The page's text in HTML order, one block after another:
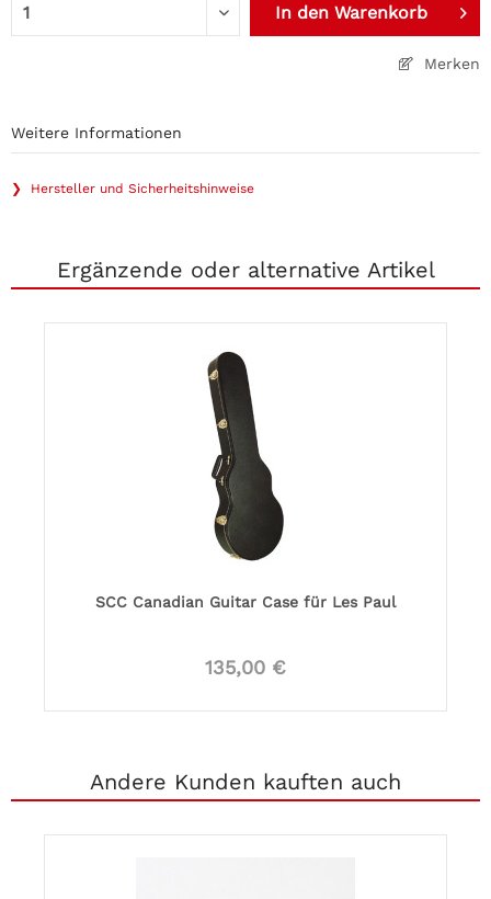
In den Warenkorb
Merken
Weitere Informationen
❯ Hersteller und Sicherheitshinweise
Ergänzende oder alternative Artikel
SCC Canadian Guitar Case für Les Paul
135,00 €
Andere Kunden kauften auch